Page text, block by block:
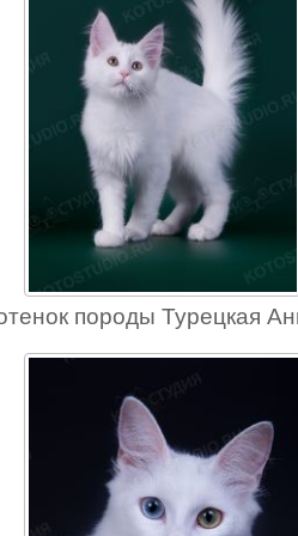
породы Турецкая